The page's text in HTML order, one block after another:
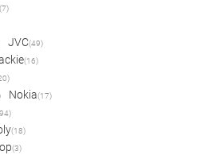
(7)
JVC(49)
(16)
Nokia(17)
(18)
(3)